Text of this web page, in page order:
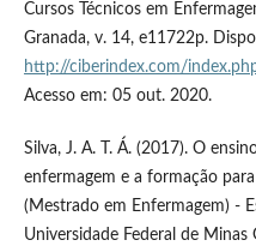
Cursos Técnicos em
Granada, v. 14, e11722p.
http://ciberindex.com/
Acesso em: 05 out. 2020.
Silva, J. A. T. Á. (2017). O
enfermagem e a formação
(Mestrado em Enfermagem) -
Universidade Federal de